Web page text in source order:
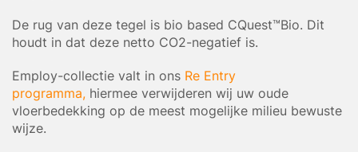
De rug van deze tegel is bio based CQuest™Bio. Dit
houdt in dat deze netto CO2-negatief is.
Employ-collectie valt in ons Re Entry
programma, hiermee verwijderen wij uw oude
vloerbedekking op de meest mogelijke milieu bewuste
wijze.